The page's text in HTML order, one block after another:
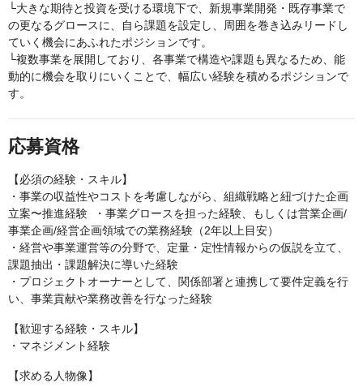
└大きな期待と投資を受ける環境下で、新規事業開発・既存事業で
の更なるグロースに、自ら課題を設定し、周囲を巻き込みリードし
ていく機会にあふれたポジションです。
└複数事業を展開しており、各事業で構造や課題も異なるため、能
動的に機会を取りにいくことで、幅広い経験を積めるポジションで
す。
応募資格
【必須の経験・スキル】
・事業の収益性やコストを考慮しながら、組織戦略と紐づけた企画
立案〜推進経験 ・事業グロースを担った経験、もしくは営業企画/
事業企画/経営企画領域での業務経験（2年以上目安）
・経営や事業運営等の分野で、定量・定性情報からの仮説を立て、
課題抽出・課題解決に導いた経験
・プロジェクトオーナーとして、関係部署と連携して要件定義を行
い、事業貢献や業務改善を行なった経験
【歓迎する経験・スキル】
・マネジメント経験
【求める人物像】